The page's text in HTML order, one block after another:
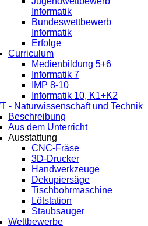
Informatik
Bundeswettbewerb
Informatik
Erfolge
Curriculum
Medienbildung 5+6
Informatik 7
IMP 8-10
Informatik 10, K1+K2
- Naturwissenschaft und Technik
Beschreibung
Aus dem Unterricht
Ausstattung
CNC-Fräse
3D-Drucker
Handwerkzeuge
Dekupiersäge
Tischbohrmaschine
Lötstation
Staubsauger
Wettbewerbe